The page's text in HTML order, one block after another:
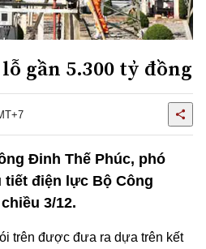
gần 5.300 tỷ đồng
Đinh Thế Phúc, phó
điện lực Bộ Công
3/12.
trên được đưa ra dựa trên kết